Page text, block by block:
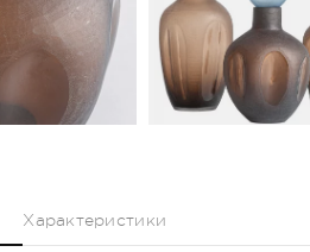
Характеристики